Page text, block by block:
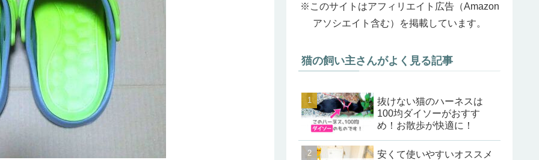
※このサイトはアフィリエイト広告（Amazon
アソシエイト含む）を掲載しています。
猫の飼い主さんがよく見る記事
抜けない猫のハーネスは
100均ダイソーがおすす
め！お散歩が快適に！
安くて使いやすいオススメ